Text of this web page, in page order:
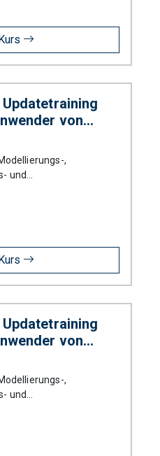
von
Creo 7
,
und
von
Creo 7
,
und